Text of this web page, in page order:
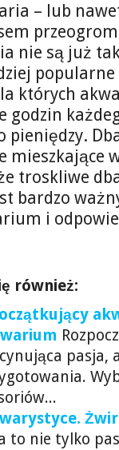
– lub
nie są już
których
pieniędzy.
mieszkające
troskliwe
bardzo
i
również:
pasja,
to nie tylko